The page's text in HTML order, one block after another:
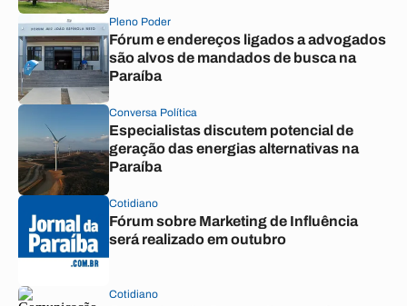
Pleno Poder
Fórum e endereços ligados a advogados
são alvos de mandados de busca na
Paraíba
Conversa Política
Especialistas discutem potencial de
geração das energias alternativas na
Paraíba
Cotidiano
Fórum sobre Marketing de Influência
será realizado em outubro
Cotidiano